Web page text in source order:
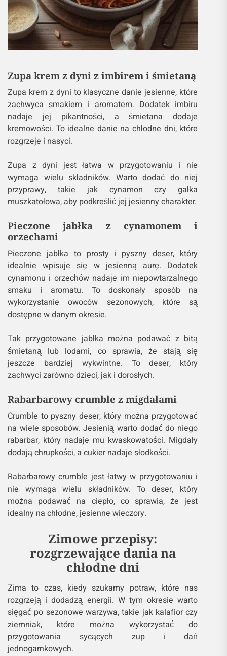
Zupa krem z dyni z imbirem i śmietaną
Zupa krem z dyni to klasyczne danie jesienne, które
zachwyca smakiem i aromatem. Dodatek imbiru
nadaje jej pikantności, a śmietana dodaje
kremowości. To idealne danie na chłodne dni, które
rozgrzeje i nasyci.
Zupa z dyni jest łatwa w przygotowaniu i nie
wymaga wielu składników. Warto dodać do niej
przyprawy, takie jak cynamon czy gałka
muszkatołowa, aby podkreślić jej jesienny charakter.
Pieczone jabłka z cynamonem i
orzechami
Pieczone jabłka to prosty i pyszny deser, który
idealnie wpisuje się w jesienną aurę. Dodatek
cynamonu i orzechów nadaje im niepowtarzalnego
smaku i aromatu. To doskonały sposób na
wykorzystanie owoców sezonowych, które są
dostępne w danym okresie.
Tak przygotowane jabłka można podawać z bitą
śmietaną lub lodami, co sprawia, że stają się
jeszcze bardziej wykwintne. To deser, który
zachwyci zarówno dzieci, jak i dorosłych.
Rabarbarowy crumble z migdałami
Crumble to pyszny deser, który można przygotować
na wiele sposobów. Jesienią warto dodać do niego
rabarbar, który nadaje mu kwaskowatości. Migdały
dodają chrupkości, a cukier nadaje słodkości.
Rabarbarowy crumble jest łatwy w przygotowaniu i
nie wymaga wielu składników. To deser, który
można podawać na ciepło, co sprawia, że jest
idealny na chłodne, jesienne wieczory.
Zimowe przepisy:
rozgrzewające dania na
chłodne dni
Zima to czas, kiedy szukamy potraw, które nas
rozgrzeją i dodadzą energii. W tym okresie warto
sięgać po sezonowe warzywa, takie jak kalafior czy
ziemniak, które można wykorzystać do
przygotowania sycących zup i dań
jednogarnkowych.